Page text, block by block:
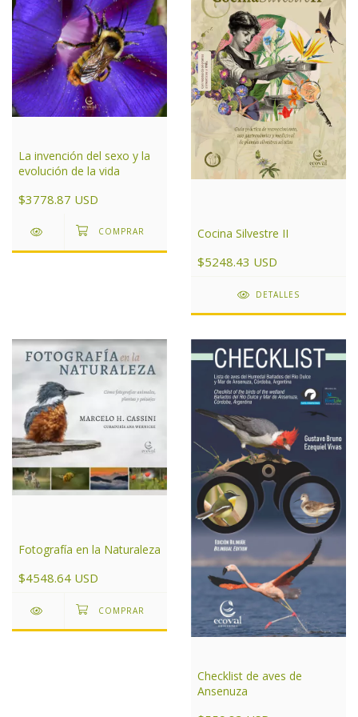
La invención del sexo y la
evolución de la vida
$3778.87 USD
Cocina Silvestre II
$5248.43 USD
DETALLES
Fotografía en la Naturaleza
$4548.64 USD
Checklist de aves de
Ansenuza